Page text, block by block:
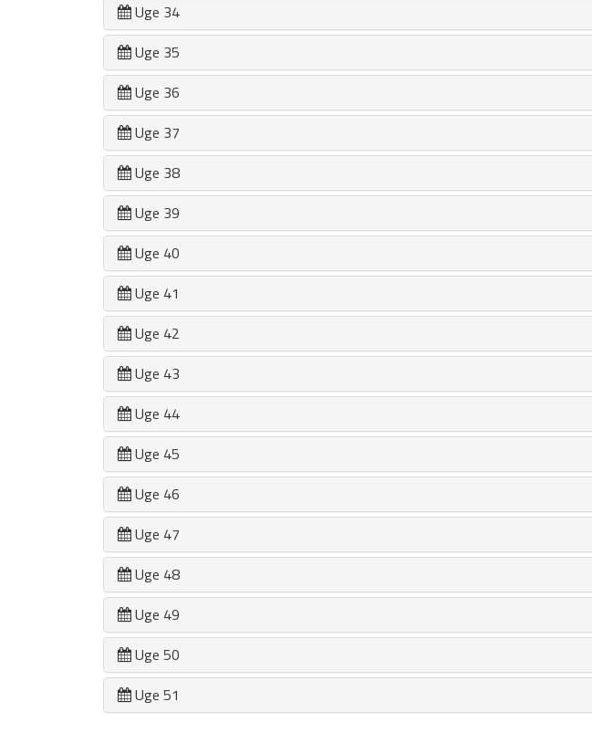
Uge 34
Uge 35
Uge 36
Uge 37
Uge 38
Uge 39
Uge 40
Uge 41
Uge 42
Uge 43
Uge 44
Uge 45
Uge 46
Uge 47
Uge 48
Uge 49
Uge 50
Uge 51